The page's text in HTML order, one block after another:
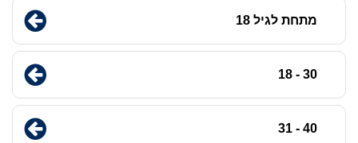
מתחת לגיל 18
30 - 18
40 - 31